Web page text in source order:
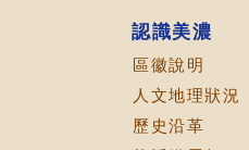
認識美濃
區徽說明
人文地理狀況
歷史沿革